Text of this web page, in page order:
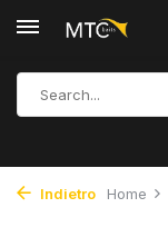
Indietro Home